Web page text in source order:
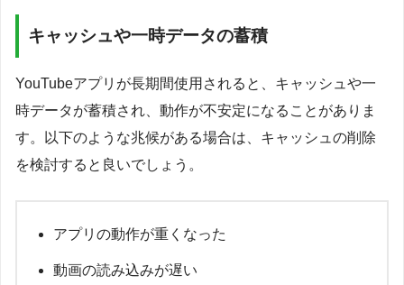
キャッシュや一時データの蓄積
YouTubeアプリが長期間使用されると、キャッシュや一
時データが蓄積され、動作が不安定になることがありま
す。以下のような兆候がある場合は、キャッシュの削除
を検討すると良いでしょう。
アプリの動作が重くなった
動画の読み込みが遅い